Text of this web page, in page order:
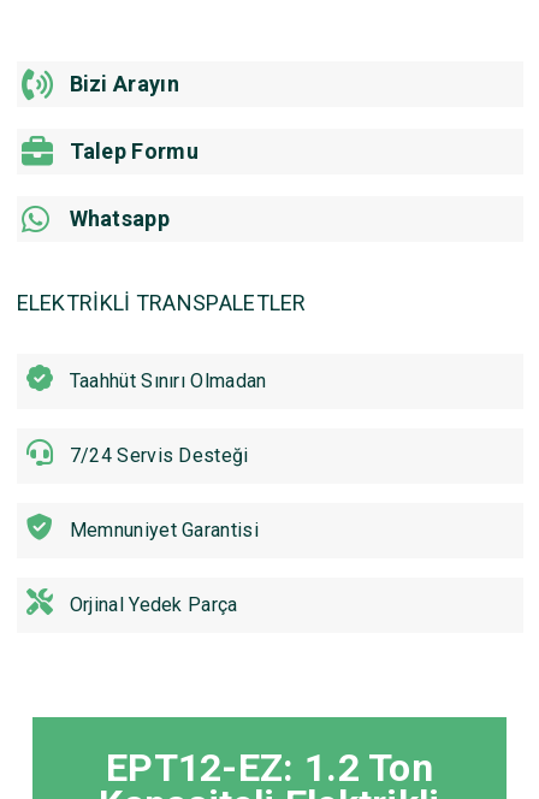
Bizi Arayın
Talep Formu
Whatsapp
ELEKTRİKLİ TRANSPALETLER
Taahhüt Sınırı Olmadan
7/24 Servis Desteği
Memnuniyet Garantisi
Orjinal Yedek Parça
EPT12-EZ: 1.2 Ton